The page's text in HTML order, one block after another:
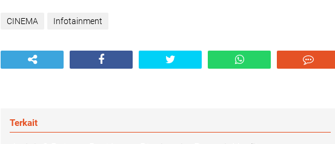
CINEMA Infotainment
Terkait